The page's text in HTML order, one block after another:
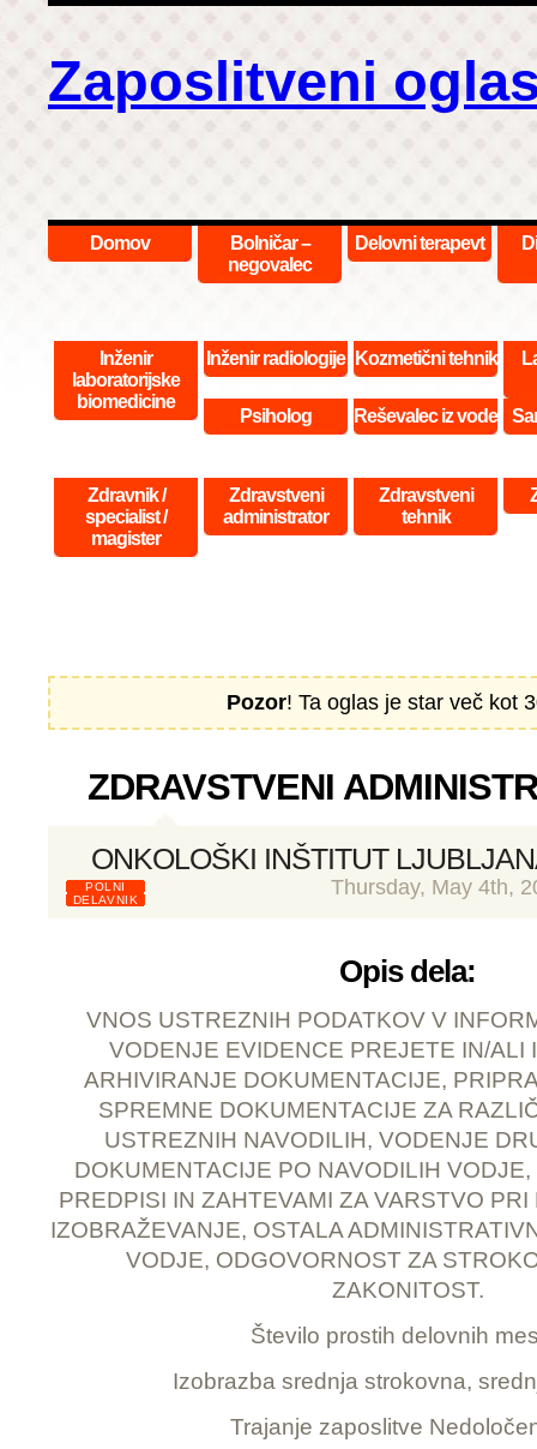
Zaposlitveni
Domov
Bolničar –
negovalec
Delovni terapevt
Inženir
laboratorijske
biomedicine
Inženir radiologije Kozmetični tehnik
Psiholog Reševalec iz vode
Zdravnik /
specialist /
magister
Zdravstveni
administrator
Zdravstveni
tehnik
Pozor! Ta oglas je star več kot
ZDRAVSTVENI
ONKOLOŠKI INŠTITUT
POLNI
DELAVNIK
Thursday, May 4th,
Opis dela:
VNOS USTREZNIH PODATKOV V
VODENJE EVIDENCE PREJETE IN/ALI
ARHIVIRANJE DOKUMENTACIJE,
SPREMNE DOKUMENTACIJE ZA
USTREZNIH NAVODILIH, VODENJE
DOKUMENTACIJE PO NAVODILIH
PREDPISI IN ZAHTEVAMI ZA VARSTVO
IZOBRAŽEVANJE, OSTALA
VODJE, ODGOVORNOST ZA
ZAKONITOST.
Število prostih delovnih
Izobrazba srednja strokovna,
Trajanje zaposlitve